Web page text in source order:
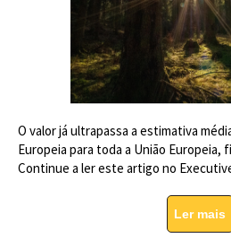
O valor já ultrapassa a estimativa
Europeia para toda a União Europeia,
Continue a ler este artigo no
Ler mais